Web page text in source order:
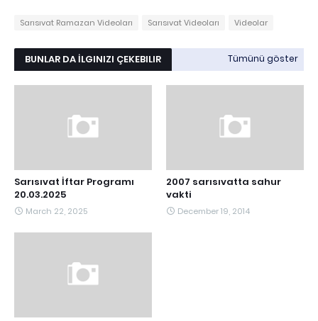
Sarısıvat Ramazan Videoları Sarısıvat Videoları Videolar
BUNLAR DA İLGINIZI ÇEKEBILIR Tümünü göster
Sarısıvat İftar Programı
20.03.2025
March 22, 2025
2007 sarısıvatta sahur
vakti
December 19, 2014